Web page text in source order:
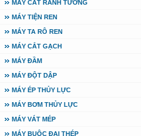
MÁY CẮT RÃNH TƯỜNG
MÁY TIỆN REN
MÁY TA RÔ REN
MÁY CẮT GẠCH
MÁY ĐẦM
MÁY ĐỘT DẬP
MÁY ÉP THỦY LỰC
MÁY BƠM THỦY LỰC
MÁY VÁT MÉP
MÁY BUỘC ĐAI THÉP